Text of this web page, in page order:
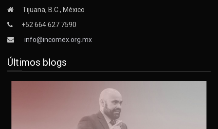
Tijuana, B.C., México
+52 664 627 7590
info@incomex.org.mx
Últimos blogs